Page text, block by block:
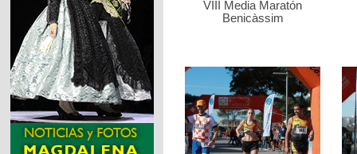
VIII Media Maratón
Benicàssim